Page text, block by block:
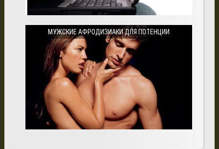
МУЖСКИЕ АФРОДИЗИАКИ ДЛЯ ПОТЕНЦИИ